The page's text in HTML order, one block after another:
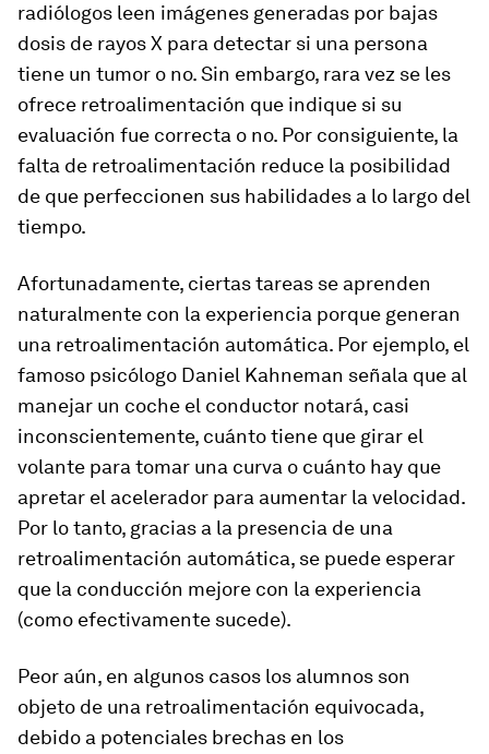
radiólogos leen imágenes generadas por bajas
dosis de rayos X para detectar si una persona
tiene un tumor o no. Sin embargo, rara vez se les
ofrece retroalimentación que indique si su
evaluación fue correcta o no. Por consiguiente, la
falta de retroalimentación reduce la posibilidad
de que perfeccionen sus habilidades a lo largo del
tiempo.
Afortunadamente, ciertas tareas se aprenden
naturalmente con la experiencia porque generan
una retroalimentación automática. Por ejemplo, el
famoso psicólogo Daniel Kahneman señala que al
manejar un coche el conductor notará, casi
inconscientemente, cuánto tiene que girar el
volante para tomar una curva o cuánto hay que
apretar el acelerador para aumentar la velocidad.
Por lo tanto, gracias a la presencia de una
retroalimentación automática, se puede esperar
que la conducción mejore con la experiencia
(como efectivamente sucede).
Peor aún, en algunos casos los alumnos son
objeto de una retroalimentación equivocada,
debido a potenciales brechas en los